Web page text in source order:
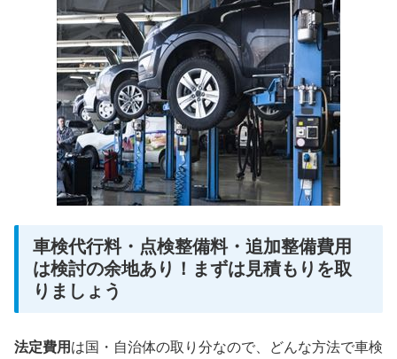
車検代行料・点検整備料・追加整備費用
は検討の余地あり！まずは見積もりを取
りましょう
法定費用 は国・自治体の取り分なので、どんな方法で車検